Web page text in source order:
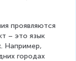
проявляются
– это язык
Например,
городах